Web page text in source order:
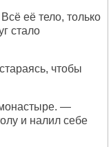
её тело, только
стало
чтобы
—
и налил себе